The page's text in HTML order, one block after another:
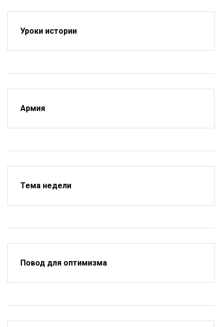
Уроки истории
Армия
Тема недели
Повод для оптимизма